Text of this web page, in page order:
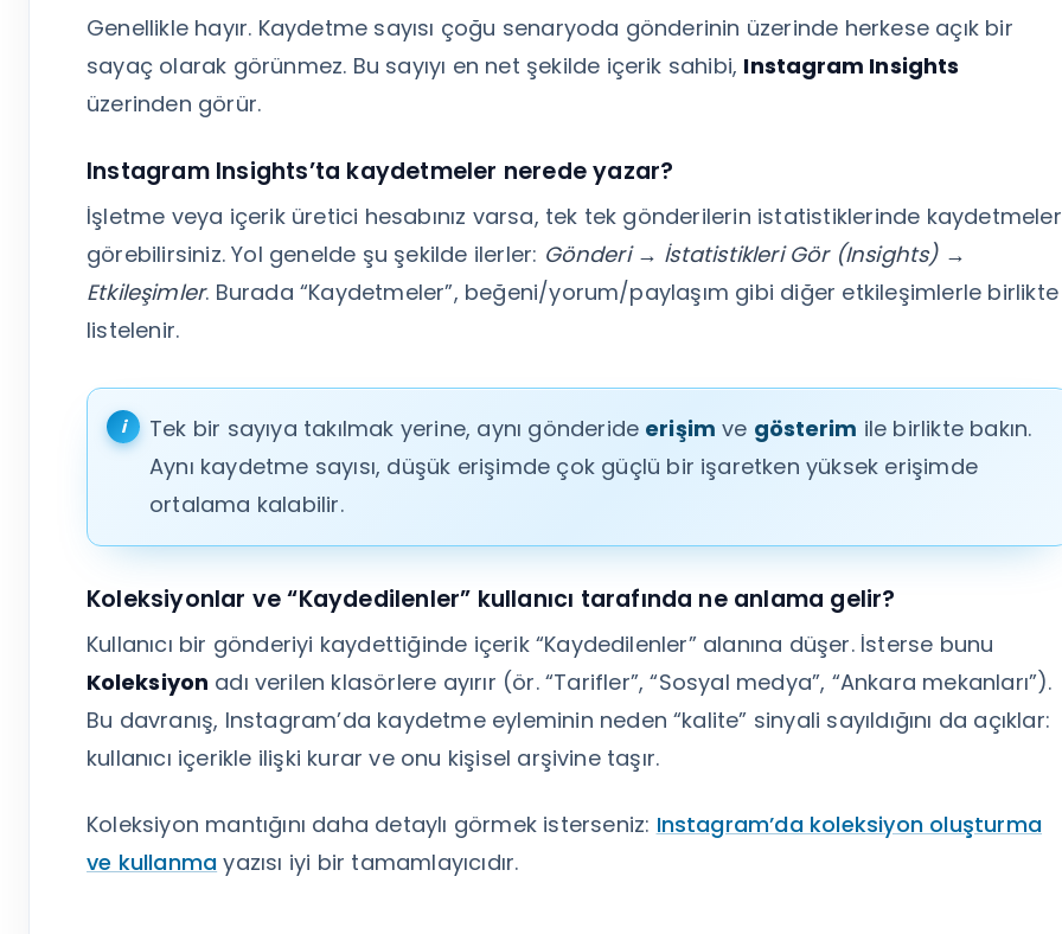
Genellikle hayır. Kaydetme sayısı çoğu senaryoda gönderinin üzerinde herkese açık bir
sayaç olarak görünmez. Bu sayıyı en net şekilde içerik sahibi, Instagram Insights
üzerinden görür.
Instagram Insights’ta kaydetmeler nerede yazar?
İşletme veya içerik üretici hesabınız varsa, tek tek gönderilerin istatistiklerinde
görebilirsiniz. Yol genelde şu şekilde ilerler: Gönderi → İstatistikleri Gör (Insights) →
Etkileşimler. Burada “Kaydetmeler”, beğeni/yorum/paylaşım gibi diğer etkileşimlerle birlikte
listelenir.
Tek bir sayıya takılmak yerine, aynı gönderide erişim ve gösterim ile birlikte bakın.
Aynı kaydetme sayısı, düşük erişimde çok güçlü bir işaretken yüksek erişimde
ortalama kalabilir.
Koleksiyonlar ve “Kaydedilenler” kullanıcı tarafında ne anlama gelir?
Kullanıcı bir gönderiyi kaydettiğinde içerik “Kaydedilenler” alanına düşer. İsterse bunu
Koleksiyon adı verilen klasörlere ayırır (ör. “Tarifler”, “Sosyal medya”, “Ankara mekanları”).
Bu davranış, Instagram’da kaydetme eyleminin neden “kalite” sinyali sayıldığını da açıklar:
kullanıcı içerikle ilişki kurar ve onu kişisel arşivine taşır.
Koleksiyon mantığını daha detaylı görmek isterseniz: Instagram’da koleksiyon oluşturma
ve kullanma yazısı iyi bir tamamlayıcıdır.